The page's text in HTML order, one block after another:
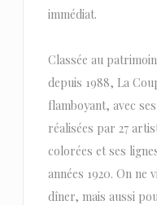
immédiat.
Classée au
depuis 1988, La
flamboyant, avec
réalisées par 27
colorées et ses
années 1920. On ne
dîner, mais aussi